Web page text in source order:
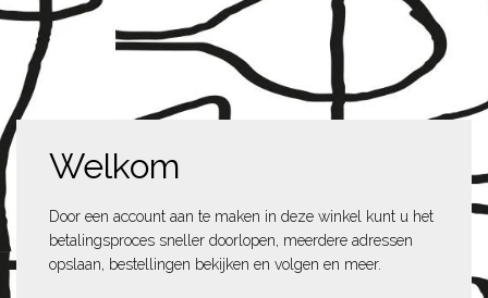
Welkom
Door een account aan te maken in deze winkel kunt u het
betalingsproces sneller doorlopen, meerdere adressen
opslaan, bestellingen bekijken en volgen en meer.